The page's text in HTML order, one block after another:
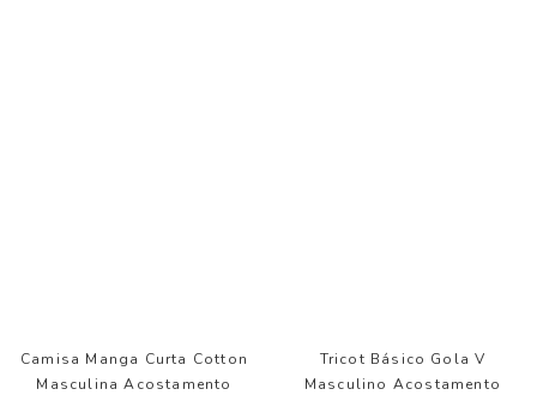
Camisa Manga Curta Cotton
Masculina Acostamento
Tricot Básico Gola V
Masculino Acostamento